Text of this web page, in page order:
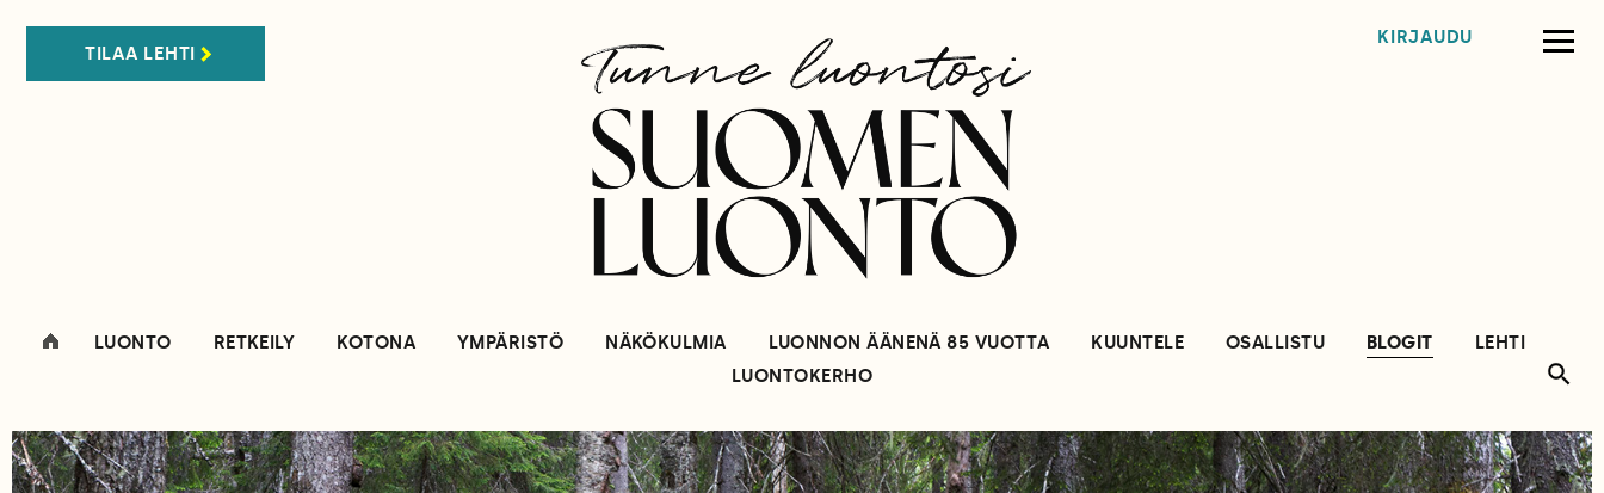
TILAA LEHTI
KIRJAUDU
LUONTO RETKEILY KOTONA YMPÄRISTÖ NÄKÖKULMIA LUONNON ÄÄNENÄ 85 VUOTTA KUUNTELE OSALLISTU BLOGIT
LEHTI
LUONTOKERHO